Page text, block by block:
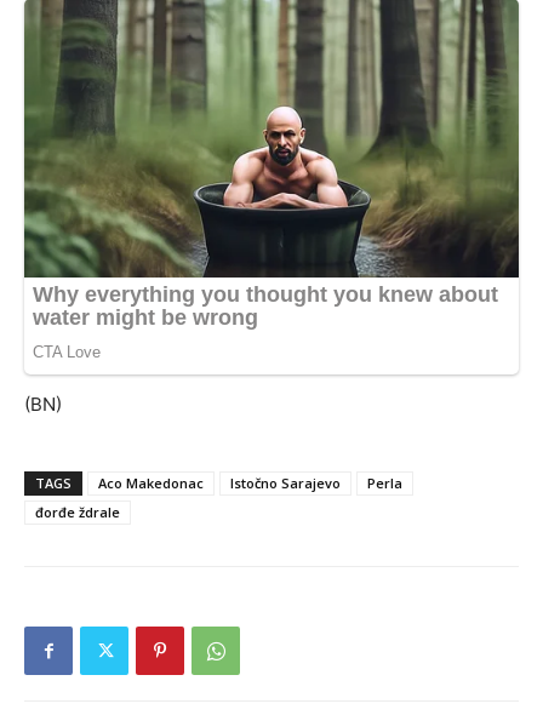
(BN)
TAGS Aco Makedonac Istočno Sarajevo
Perla
đorđe ždrale